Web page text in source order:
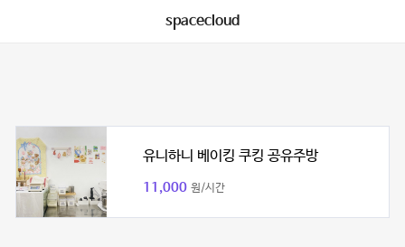
spacecloud
유니하니 베이킹 쿠킹 공유주방
11,000 원/시간